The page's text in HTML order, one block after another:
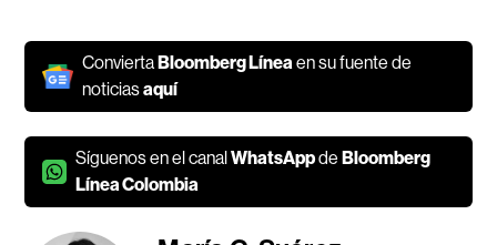
ConviertaBloomberg Líneaen su fuente de
noticiasaquí
Síguenos en el canalWhatsAppdeBloomberg
Línea Colombia